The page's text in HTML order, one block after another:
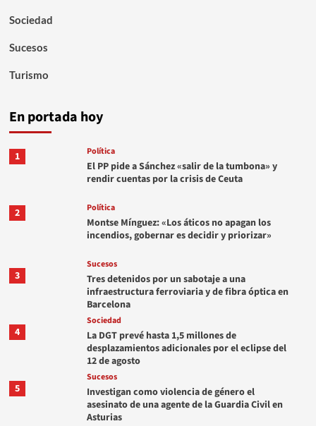
Sociedad
Sucesos
Turismo
En portada hoy
1 Política
El PP pide a Sánchez «salir de la tumbona» y
rendir cuentas por la crisis de Ceuta
2 Política
Montse Mínguez: «Los áticos no apagan los
incendios, gobernar es decidir y priorizar»
3
Sucesos
Tres detenidos por un sabotaje a una
infraestructura ferroviaria y de fibra óptica en
Barcelona
4
Sociedad
La DGT prevé hasta 1,5 millones de
desplazamientos adicionales por el eclipse del
12 de agosto
5
Sucesos
Investigan como violencia de género el
asesinato de una agente de la Guardia Civil en
Asturias